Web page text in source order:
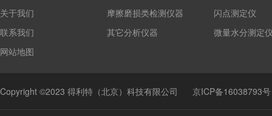
关于我们
联系我们
网站地图
摩擦磨损类检测仪器
其它分析仪器
闪点测定仪
微量水分测定
Copyright ©2023 得利特（北京）科技有限公司 京ICP备16038793号